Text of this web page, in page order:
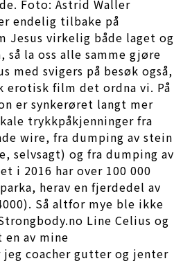
Foto: Astrid Waller
endelig tilbake på
Jesus virkelig både laget og
la oss alle samme gjøre
med svigers på besøk også,
film det ordna vi. På
er synkerøret langt mer
trykkpåkjenninger fra
wire, fra dumping av stein
selvsagt) og fra dumping av
i 2016 har over 100 000
herav en fjerdedel av
Så altfor mye ble ikke
Line Celius og
av mine
jeg coacher gutter og jenter